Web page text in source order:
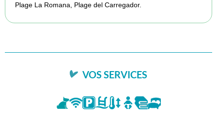
Plage La Romana, Plage del Carregador.
VOS SERVICES